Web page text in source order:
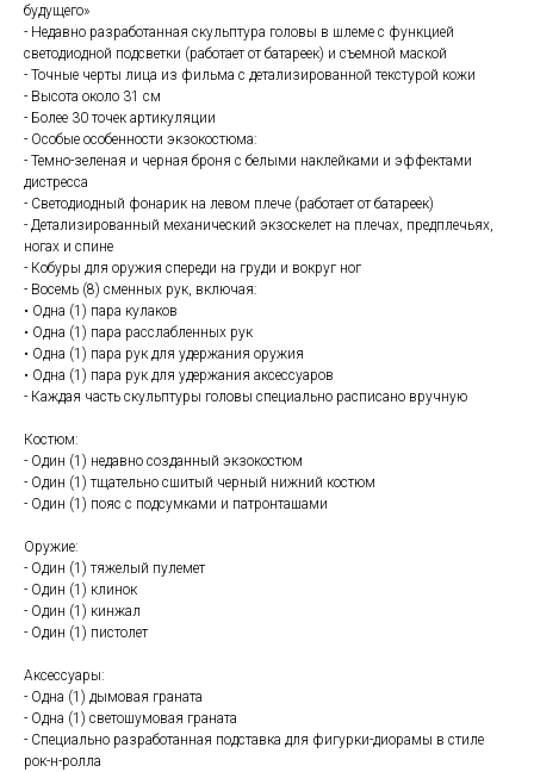
будущего»
- Недавно разработанная скульптура головы в шлеме с функцией
светодиодной подсветки (работает от батареек) и съемной маской
- Точные черты лица из фильма с детализированной текстурой кожи
- Высота около 31 см
- Более 30 точек артикуляции
- Особые особенности экзокостюма:
- Темно-зеленая и черная броня с белыми наклейками и эффектами
дистресса
- Светодиодный фонарик на левом плече (работает от батареек)
- Детализированный механический экзоскелет на плечах, предплечьях,
ногах и спине
- Кобуры для оружия спереди на груди и вокруг ног
- Восемь (8) сменных рук, включая:
• Одна (1) пара кулаков
• Одна (1) пара расслабленных рук
• Одна (1) пара рук для удержания оружия
• Одна (1) пара рук для удержания аксессуаров
- Каждая часть скульптуры головы специально расписано вручную
Костюм:
- Один (1) недавно созданный экзокостюм
- Один (1) тщательно сшитый черный нижний костюм
- Один (1) пояс с подсумками и патронташами
Оружие:
- Один (1) тяжелый пулемет
- Один (1) клинок
- Один (1) кинжал
- Один (1) пистолет
Аксессуары:
- Одна (1) дымовая граната
- Одна (1) светошумовая граната
- Специально разработанная подставка для фигурки-диорамы в стиле
рок-н-ролла